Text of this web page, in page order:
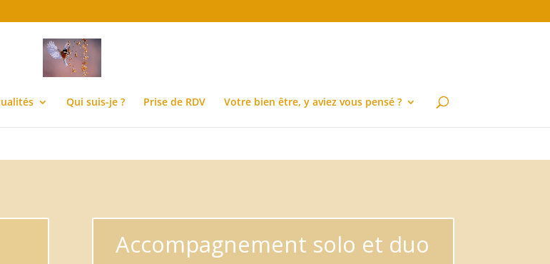
courriermv/www/wp-content/plugins/monarch/monarch.phpon line3783
Qui suis-je ? Prise de RDV Votre bien être, y aviez vous pensé ?
Accompagnement solo et duo